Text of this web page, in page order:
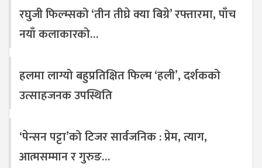
रघुजी फिल्म्सको ‘तीन तीघ्रे क्या बिग्रे’ रफ्तारमा, पाँच
नयाँ कलाकारको…
हलमा लाग्यो बहुप्रतिक्षित फिल्म ‘हली’, दर्शकको
उत्साहजनक उपस्थिति
‘पेन्सन पट्टा’को टिजर सार्वजनिक : प्रेम, त्याग,
आत्मसम्मान र गुरुङ…